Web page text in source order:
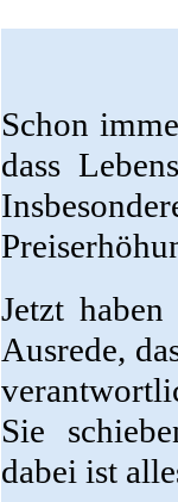
Schon
dass
Jetzt
Ausrede,
Sie
dabei ist